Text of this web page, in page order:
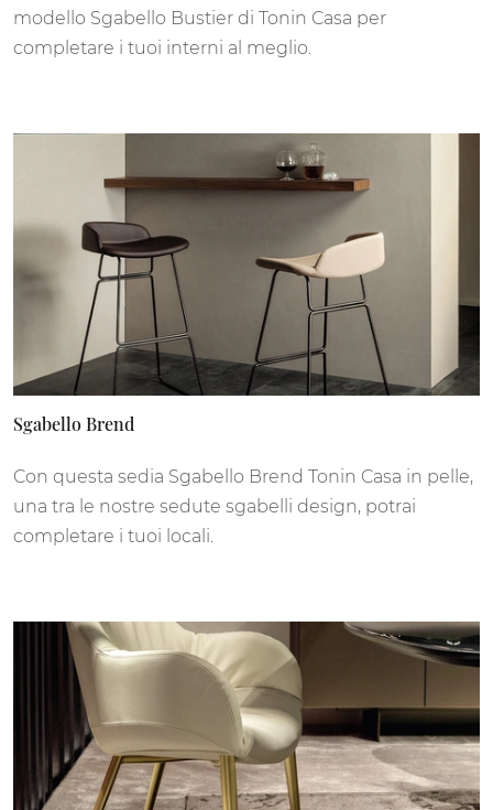
modello Sgabello Bustier di Tonin Casa per
completare i tuoi interni al meglio.
Sgabello Brend
Con questa sedia Sgabello Brend Tonin Casa in pelle,
una tra le nostre sedute sgabelli design, potrai
completare i tuoi locali.